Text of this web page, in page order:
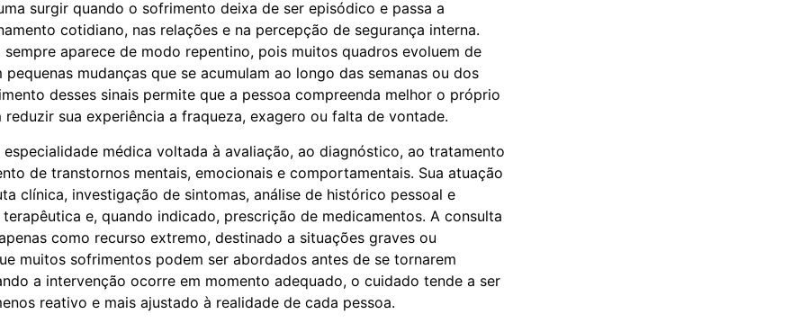
surgir quando o sofrimento deixa de ser episódico e passa a
cotidiano, nas relações e na percepção de segurança interna.
sempre aparece de modo repentino, pois muitos quadros evoluem de
mudanças que se acumulam ao longo das semanas ou dos
desses sinais permite que a pessoa compreenda melhor o próprio
reduzir sua experiência a fraqueza, exagero ou falta de vontade.
médica voltada à avaliação, ao diagnóstico, ao tratamento
de transtornos mentais, emocionais e comportamentais. Sua atuação
clínica, investigação de sintomas, análise de histórico pessoal e
e, quando indicado, prescrição de medicamentos. A consulta
como recurso extremo, destinado a situações graves ou
muitos sofrimentos podem ser abordados antes de se tornarem
a intervenção ocorre em momento adequado, o cuidado tende a ser
reativo e mais ajustado à realidade de cada pessoa.